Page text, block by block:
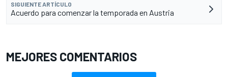
SIGUIENTE ARTÍCULO
Acuerdo para comenzar la temporada en Austria
MEJORES COMENTARIOS